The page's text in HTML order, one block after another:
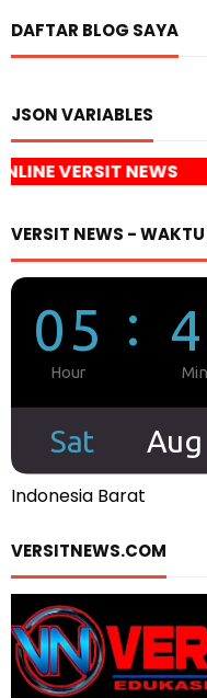
DAFTAR BLOG SAYA
JSON VARIABLES
VERSIT NEWS -
Indonesia Barat
VERSITNEWS.COM